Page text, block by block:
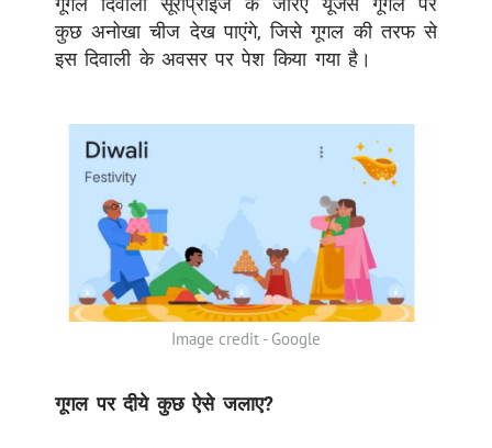
कुछ अनोखा चीज देख पाएंगे, जिसे गूगल की तरफ से
इस दिवाली के अवसर पर पेश किया गया है।
Image credit - Google
गूगल पर दीये कुछ ऐसे जलाए?